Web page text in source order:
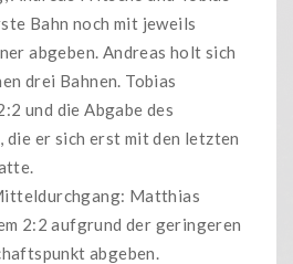
Bahn noch mit jeweils
abgeben. Andreas holt sich
drei Bahnen. Tobias
und die Abgabe des
die er sich erst mit den letzten
Matthias
2:2 aufgrund der geringeren
abgeben.